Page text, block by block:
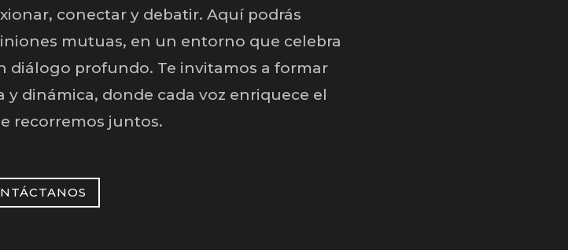
conectar y debatir. Aquí podrás
mutuas, en un entorno que celebra
diálogo profundo. Te invitamos a formar
dinámica, donde cada voz enriquece el
recorremos juntos.